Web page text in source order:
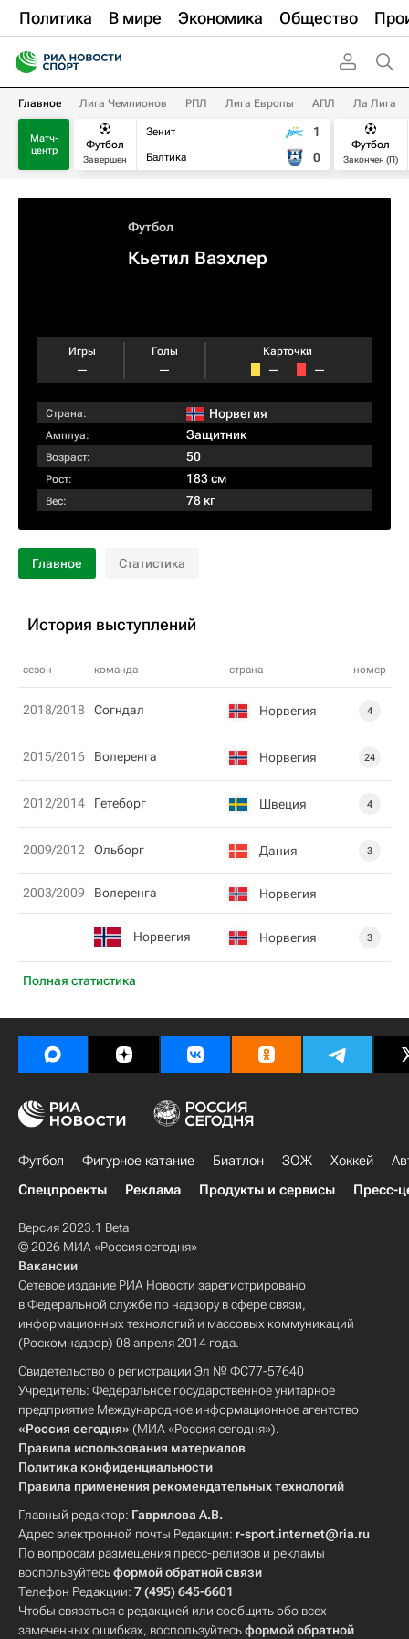
Политика В мире Экономика Общество
Главное Лига Чемпионов РПЛ Лига Европы АПЛ Ла Лига
Матч-
центр
Футбол
Завершен
Зенит
Балтика
1
0
Футбол
Закончен (П)
Футбол
Кьетил Ваэхлер
Игры
–
Голы
–
Карточки
– –
Страна: Норвегия
Амплуа: Защитник
Возраст: 50
Рост: 183 см
Вес: 78 кг
Главное Статистика
История выступлений
сезон команда страна номер
Полная статистика
2018/2018 Согндал Норвегия 4
2015/2016 Волеренга Норвегия 24
2012/2014 Гетеборг Швеция 4
2009/2012 Ольборг Дания 3
2003/2009 Волеренга Норвегия
Норвегия Норвегия 3
Футбол Фигурное катание Биатлон ЗОЖ Хоккей
Спецпроекты
Реклама Продукты и сервисы Пресс-
Версия 2023.1 Beta
© 2026 МИА «Россия сегодня»
Вакансии
Сетевое издание РИА Новости зарегистрировано
в Федеральной службе по надзору в сфере связи,
информационных технологий и массовых коммуникаций
(Роскомнадзор) 08 апреля 2014 года.
Свидетельство о регистрации Эл № ФС77-57640
Учредитель: Федеральное государственное унитарное
предприятие Международное информационное агентство
«Россия сегодня» (МИА «Россия сегодня»).
Правила использования материалов
Политика конфиденциальности
Правила применения рекомендательных технологий
Главный редактор: Гаврилова А.В.
Адрес электронной почты Редакции: r-sport.internet@ria.ru
По вопросам размещения пресс-релизов и рекламы
воспользуйтесьформой обратной связи
Телефон Редакции: 7 (495) 645-6601
Чтобы связаться с редакцией или сообщить обо всех
замеченных ошибках, воспользуйтесьформой обратной